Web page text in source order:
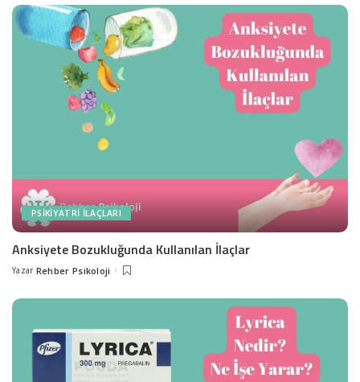
PSIKIYATRI İLAÇLARI
Anksiyete Bozukluğunda Kullanılan İlaçlar
Posted
Yazar Rehber Psikoloji